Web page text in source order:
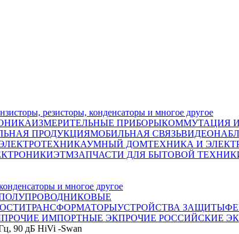
резисторы, конденсаторы и многое другое
ИЗМЕРИТЕЛЬНЫЕ ПРИБОРЫКОММУТАЦИЯ
ПРОДУКЦИЯМОБИЛЬНАЯ СВЯЗЬ
УМНЫЙ ДОМТЕХНИКА И
ЭТМЗАПЧАСТИ ДЛЯ БЫТОВОЙ
и многое другое
ТРАНСФОРМАТОРЫУСТРОЙСТВА ЗАЩИТЫ
ПРОЧИЕ ИМПОРТНЫЕ ЭКПРОЧИЕ РОССИЙСКИЕ ЭК
90 дБ HiVi -Swan